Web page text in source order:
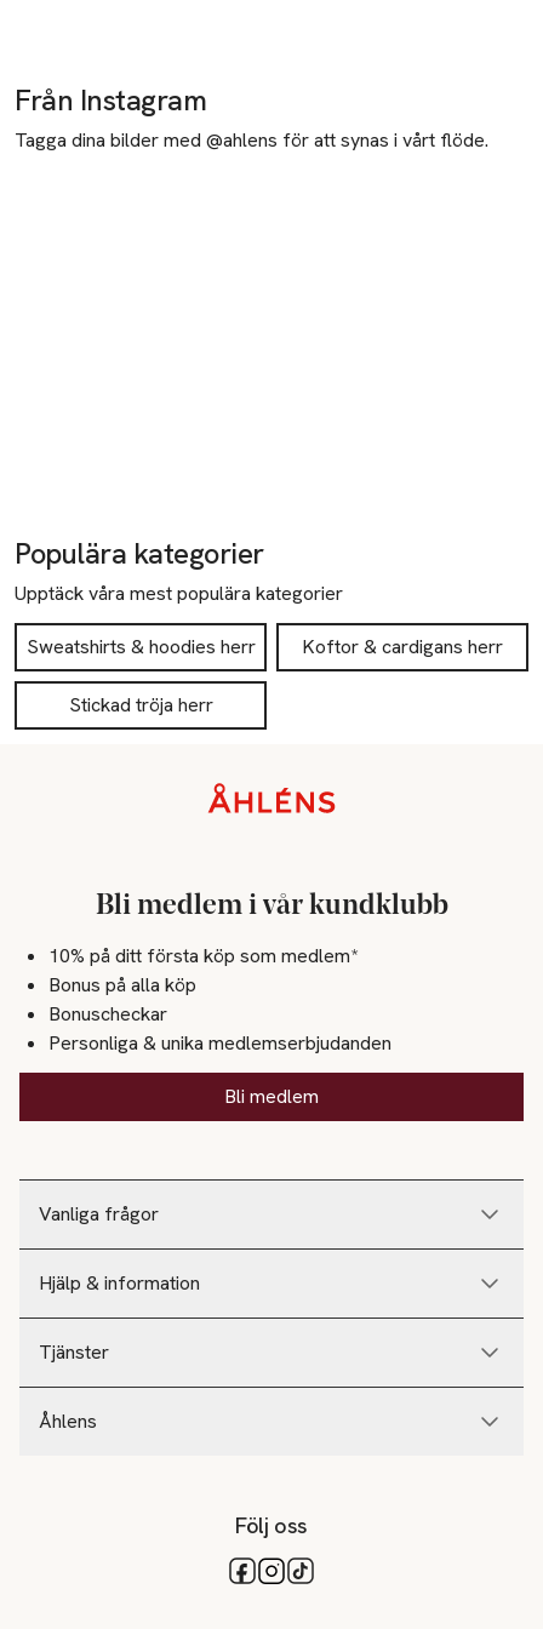
Från Instagram
Tagga dina bilder med @ahlens för att synas i vårt flöde.
Populära kategorier
Upptäck våra mest populära kategorier
Sweatshirts & hoodies herr Koftor & cardigans herr
Stickad tröja herr
Vanliga frågor
Hjälp & information
Tjänster
Åhlens
Bli medlem i vår kundklubb
10% på ditt första köp som medlem*
Bonus på alla köp
Bonuscheckar
Personliga & unika medlemserbjudanden
Bli medlem
Följ oss